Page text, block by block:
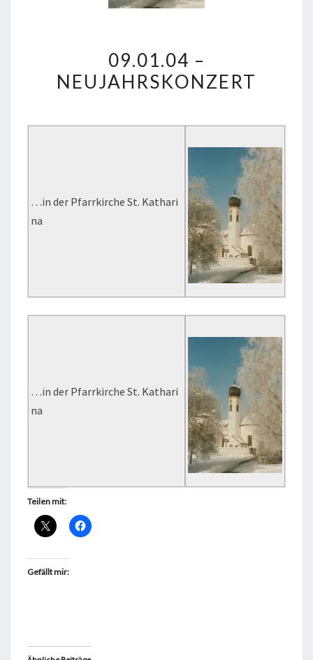
–
NEUJAHRSKONZERT
09.01.04 –
NEUJAHRSKONZERT
…in der Pfarrkirche St. Kathari
na
…in der Pfarrkirche St. Kathari
na
Teilen mit:
Gefällt mir: